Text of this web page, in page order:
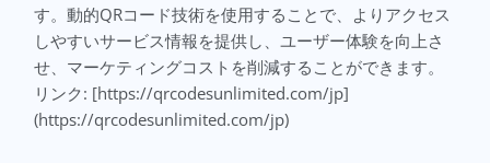
す。動的QRコード技術を使用することで、よりアクセス
しやすいサービス情報を提供し、ユーザー体験を向上さ
せ、マーケティングコストを削減することができます。
リンク: [https://qrcodesunlimited.com/jp]
(https://qrcodesunlimited.com/jp)